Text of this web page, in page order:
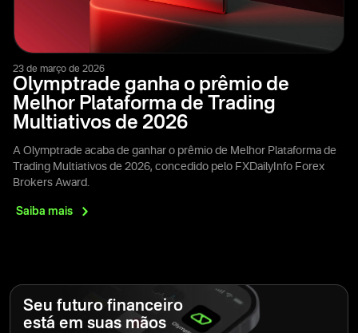
23 de março de 2026
Olymptrade ganha o prêmio de
Melhor Plataforma de Trading
Multiativos de 2026
A Olymptrade acaba de ganhar o prêmio de Melhor Plataforma de
Trading Multiativos de 2026, concedido pelo FXDailyInfo Forex
Brokers Award.
Saiba mais
Seu futuro financeiro
está em suas mãos